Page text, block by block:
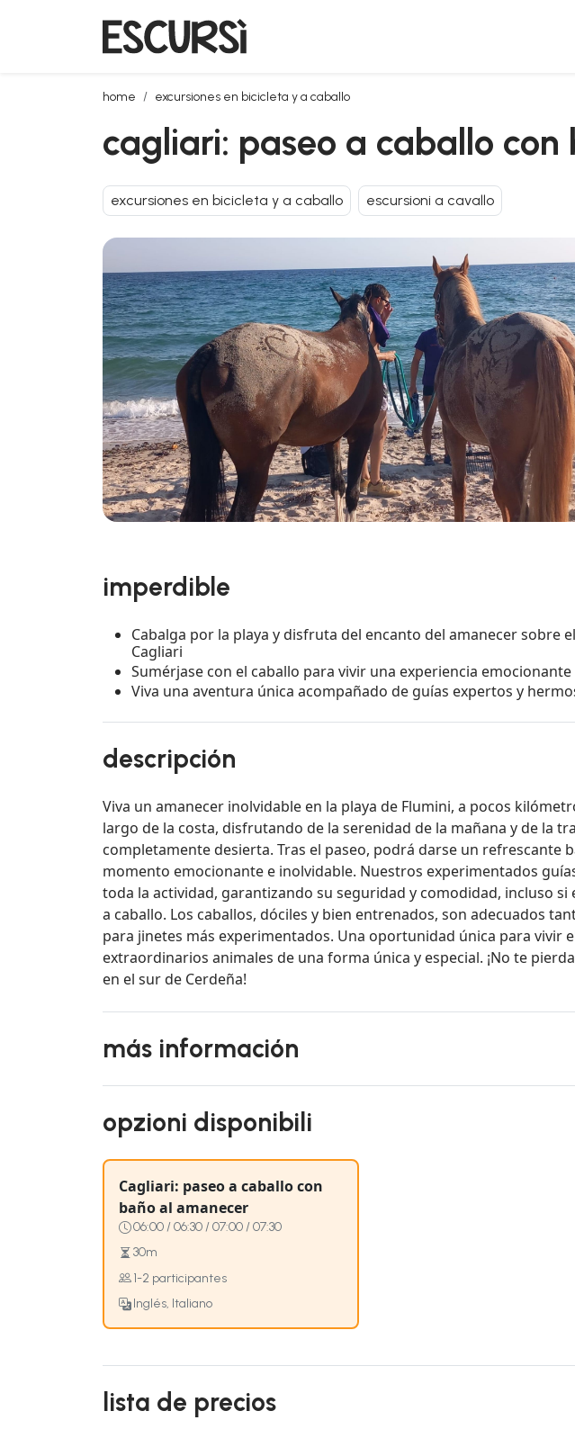
home excursiones en bicicleta y a caballo
cagliari: paseo a caballo con baño al amanecer
cagliari: paseo a caballo
excursiones en bicicleta y a caballo escursioni a cavallo
imperdible
Cabalga por la playa y disfruta del encanto del amanecer sobre
Cagliari
Sumérjase con el caballo para vivir una experiencia
Viva una aventura única acompañado de guías expertos y
descripción
Viva un amanecer inolvidable en la playa de Flumini, a pocos
largo de la costa, disfrutando de la serenidad de la mañana y de la
completamente desierta. Tras el paseo, podrá darse un refrescante
momento emocionante e inolvidable. Nuestros experimentados
toda la actividad, garantizando su seguridad y comodidad, incluso si
a caballo. Los caballos, dóciles y bien entrenados, son adecuados
para jinetes más experimentados. Una oportunidad única para vivir
extraordinarios animales de una forma única y especial. ¡No te
en el sur de Cerdeña!
más información
opzioni disponibili
Cagliari: paseo a caballo con
baño al amanecer
06:00 / 06:30 / 07:00 / 07:30
30m
1-2 participantes
Inglés, Italiano
lista de precios